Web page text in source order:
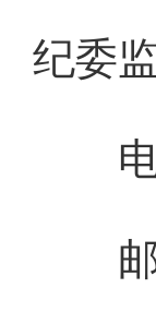
纪委
电
邮